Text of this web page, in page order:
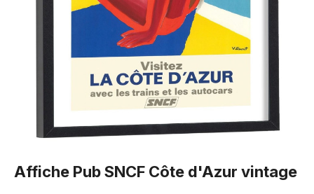
Affiche Pub SNCF Côte d'Azur vintage